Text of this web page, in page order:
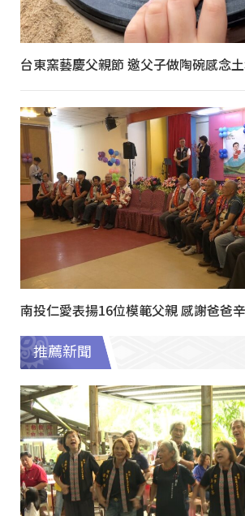
台東窯藝慶父親節 邀父子做陶碗感念
南投仁愛表揚16位模範父親 感謝爸爸
推薦新聞